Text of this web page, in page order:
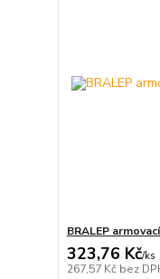
BRALEP
323,76 Kč/ks
267,57 Kč bez